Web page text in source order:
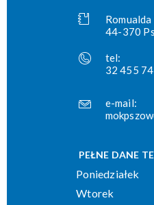
44-370
tel:
32 455
e-mail:
PEŁNE DANE
Poniedziałek
Wtorek